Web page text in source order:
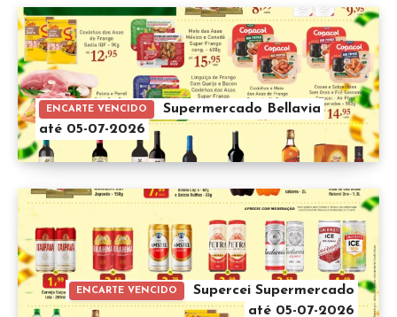
ENCARTE VENCIDO
Supermercado Bellavia
até 05-07-2026
ENCARTE VENCIDO
Supercei Supermercado
até 05-07-2026